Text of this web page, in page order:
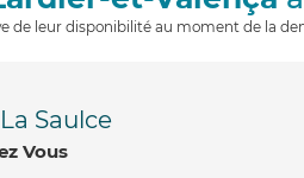
de leur disponibilité au moment de la
La Saulce
Vous